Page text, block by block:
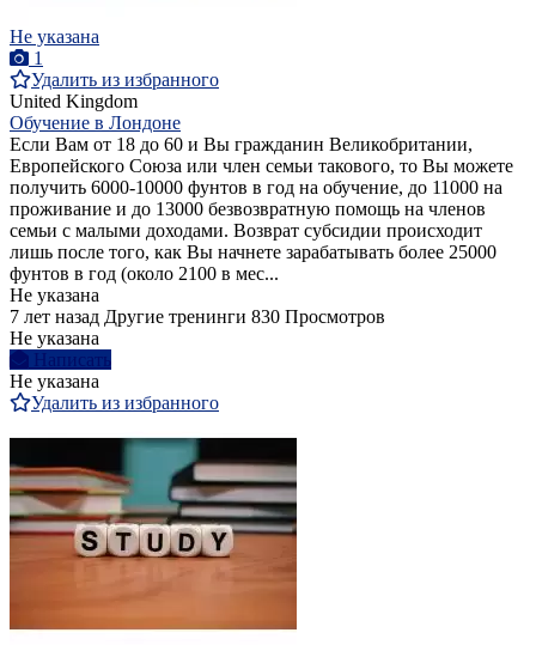
Не указана
1
Удалить из избранного
United Kingdom
Обучение в Лондоне
Если Вам от 18 до 60 и Вы гражданин Великобритании,
Европейского Союза или член семьи такового, то Вы можете
получить 6000-10000 фунтов в год на обучение, до 11000 на
проживание и до 13000 безвозвратную помощь на членов
семьи с малыми доходами. Возврат субсидии происходит
лишь после того, как Вы начнете зарабатывать более 25000
фунтов в год (около 2100 в мес...
Не указана
7 лет назад Другие тренинги 830 Просмотров
Не указана
Написать
Не указана
Удалить из избранного